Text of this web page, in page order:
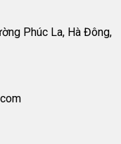
Phúc La, Hà Đông,